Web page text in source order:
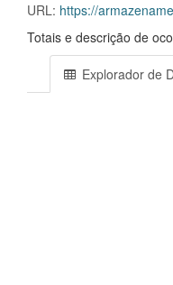
URL: https://armazenamento-dadosabertos.s3.sa-east-1.amazonaws.com/
Totais e descrição de
Explorador de